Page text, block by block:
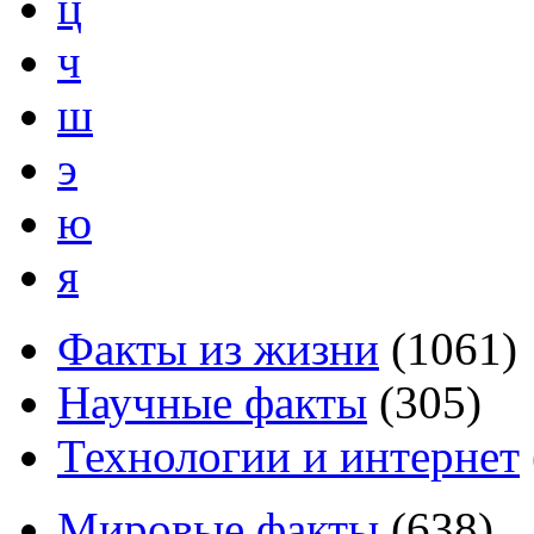
ч
ш
э
ю
я
Факты из жизни (1061)
Научные факты (305)
Технологии и интернет